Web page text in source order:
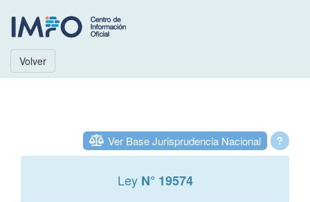
Volver
?
Ver Base Jurisprudencia Nacional
Ley N° 19574